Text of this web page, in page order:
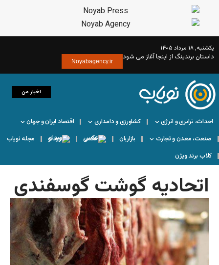
می شود Noyabagency.ir
کشاورزی و دامداری
اقتصاد ایران و جهان
بازاربان
عکس ویدئو مجله نویاب
گوشت گوسفندی